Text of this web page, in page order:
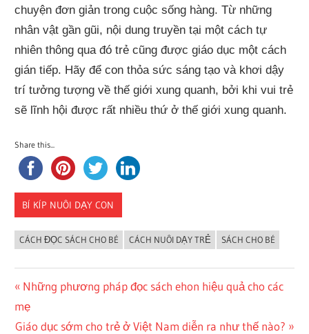
chuyện đơn giản trong cuộc sống hàng. Từ những
nhân vật gần gũi, nội dung truyền tại một cách tự
nhiên thông qua đó trẻ cũng được giáo dục một cách
gián tiếp. Hãy để con thỏa sức sáng tạo và khơi dậy
trí tưởng tượng về thế giới xung quanh, bởi khi vui trẻ
sẽ lĩnh hội được rất nhiều thứ ở thế giới xung quanh.
Share this...
BÍ KÍP NUÔI DẠY CON
CÁCH ĐỌC SÁCH CHO BÉ CÁCH NUÔI DẠY TRẺ SÁCH CHO BÉ
Điều
hướng
Previous
Post:
Những phương pháp đọc sách ehon hiệu quả cho các
mẹ
Next
Giáo dục sớm cho trẻ ở Việt Nam diễn ra như thế nào?